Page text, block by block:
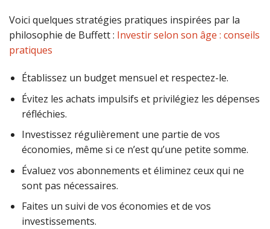
Voici quelques stratégies pratiques inspirées par la
philosophie de Buffett : Investir selon son âge : conseils
pratiques
Établissez un budget mensuel et respectez-le.
Évitez les achats impulsifs et privilégiez les dépenses
réfléchies.
Investissez régulièrement une partie de vos
économies, même si ce n’est qu’une petite somme.
Évaluez vos abonnements et éliminez ceux qui ne
sont pas nécessaires.
Faites un suivi de vos économies et de vos
investissements.